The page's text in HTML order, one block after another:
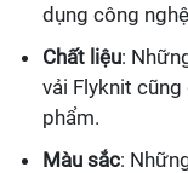
dụng công
Chất liệu:
vải Flyknit
phẩm.
Màu sắc: